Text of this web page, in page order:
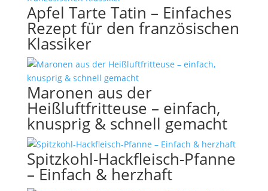
Apfel Tarte Tatin – Einfaches
Rezept für den französischen
Klassiker
Maronen aus der
Heißluftfritteuse – einfach,
knusprig & schnell gemacht
Spitzkohl-Hackfleisch-Pfanne
– Einfach & herzhaft